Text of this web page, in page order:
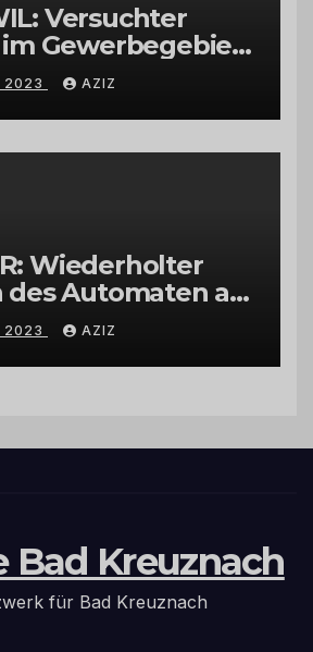
Versuchter
Gewerbegebiet
2023 AZIZ
Wiederholter
Automaten am
in
am Labachweg
2023 AZIZ
Bad Kreuznach
für Bad Kreuznach